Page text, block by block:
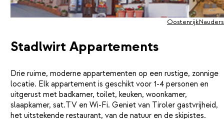
Stadlwirt Appartements
OostenrijkNauders
Drie ruime, moderne appartementen op een rustige, zonnige
locatie. Elk appartement is geschikt voor 1-4 personen en
uitgerust met badkamer, toilet, keuken, woonkamer,
slaapkamer, sat.TV en Wi-Fi. Geniet van Tiroler gastvrijheid,
het uitstekende restaurant, van de natuur en de skipistes.